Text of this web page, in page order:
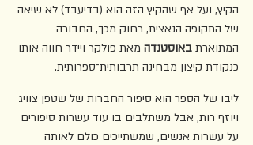
הקיץ, ועל אף שהקיץ הזה הוא (בדיעבד) לא שיאה
של התקופה הנאצית, רחוק מכך, החבורה
המתוארת באוסטנדה מאת פולקר ויידר חווה אותו
כנקודת קיצון מבחינה תרבותית־ספרותית.
ליבו של הספר הוא סיפור החברות של שטפן צוויג
ויוזף רות, אבל משתלבים בו עוד עשרות סיפורים
על עשרות אנשים, שמשתייכים כולם לאותה